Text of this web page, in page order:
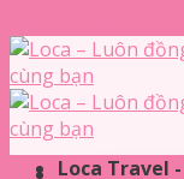
Loca Travel